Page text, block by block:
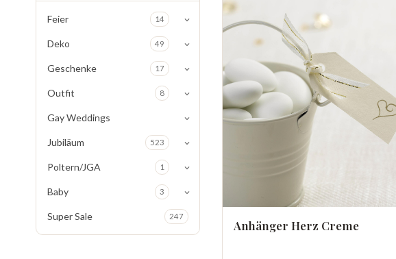
Feier 14
Deko 49
Geschenke 17
Outfit 8
Gay Weddings
Jubiläum 523
Poltern/JGA 1
Baby 3
Super Sale 247
Anhänger Herz Creme